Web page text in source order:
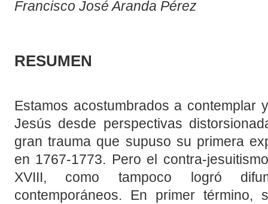
Francisco José Aranda Pérez
RESUMEN
Estamos acostumbrados a contemplar
Jesús desde perspectivas
gran trauma que supuso su primera
en 1767-1773. Pero el contra-
XVIII, como tampoco logró
contemporáneos. En primer